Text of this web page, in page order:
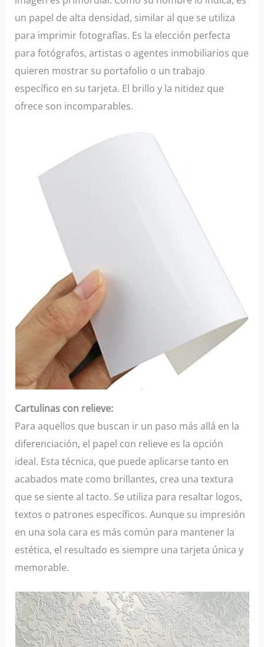
un papel de alta densidad, similar al que se utiliza
para imprimir fotografías. Es la elección perfecta
para fotógrafos, artistas o agentes inmobiliarios que
quieren mostrar su portafolio o un trabajo
específico en su tarjeta. El brillo y la nitidez que
ofrece son incomparables.
Cartulinas con relieve:
Para aquellos que buscan ir un paso más allá en la
diferenciación, el papel con relieve es la opción
ideal. Esta técnica, que puede aplicarse tanto en
acabados mate como brillantes, crea una textura
que se siente al tacto. Se utiliza para resaltar logos,
textos o patrones específicos. Aunque su impresión
en una sola cara es más común para mantener la
estética, el resultado es siempre una tarjeta única y
memorable.